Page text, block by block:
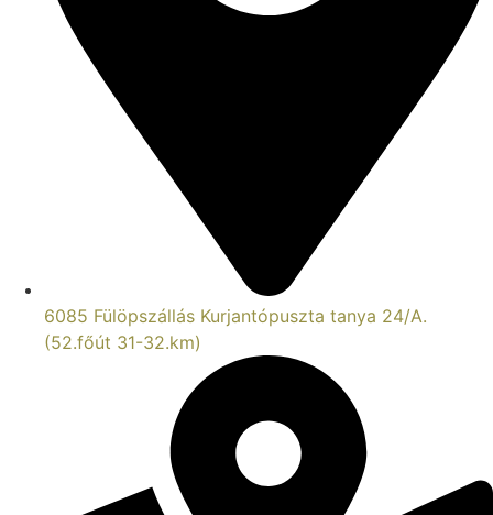
6085 Fülöpszállás Kurjantópuszta tanya 24/A.
(52.főút 31-32.km)